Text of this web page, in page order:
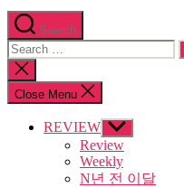
Search
Search
for:
Close
search
Close Menu
REVIEW Show
sub
menu
Review
Weekly
N년 전 이달